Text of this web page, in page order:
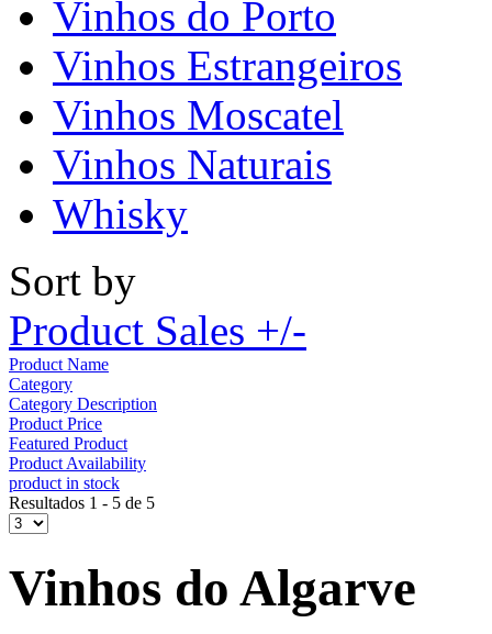
Vinhos do Porto
Vinhos Estrangeiros
Vinhos Moscatel
Vinhos Naturais
Whisky
Sort by
Product Sales +/-
Product Name
Category
Category Description
Product Price
Featured Product
Product Availability
product in stock
Resultados 1 - 5 de 5
Vinhos do Algarve